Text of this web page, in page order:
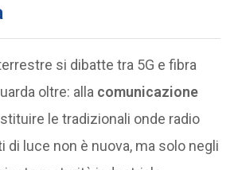
si dibatte tra 5G e fibra
oltre: alla comunicazione
le tradizionali onde radio
luce non è nuova, ma solo negli